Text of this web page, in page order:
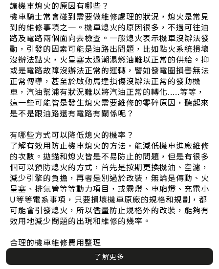
讓機車熄火的原因有哪些？
機車騎士常會碰到需要做維修處理的狀況，熄火是常見
到的維修事項之一。機車熄火的原因很多，不過可往油
路及電路兩個面向去檢查。一般熄火表示機車沒辦法發
動，引發的因素可能是油路出問題，比如點火系統損壞
沒辦法點火，火星塞太過潮濕燃油難以正常的供給。抑
或是電路故障沒辦法正常的運轉，譬如發電圈損害無法
正常傳導，甚至於啟動馬達損傷沒辦法正常的發動機
車，汽油幫浦有狀況難以將汽油正常的轉化.....等等，
這一些可能皆是發生熄火需要維修的零碎原因，聽起來
是不是跟油路還有電路有關係呢？
有哪些方式可以降低熄火的機率？
了解有效用防止機車熄火的方法，能減低機車進廠維修
的次數。拋錨和熄火皆是不易防止的問題，但是有很多
個可以預防熄火的方式，首先是按期更換機油、空濾，
減少引擎的負擔，再者是別過於改裝，無論是傳動、火
星塞、排氣管等等動力項目，或霧燈、車廂燈、充電小
U等等電系事項，只要損壞機車原廠的規格和規劃，都
可能會引發熄火，所以儘量防止規格外的改裝，能夠有
效用地減少問題的出現和維修的幾率。
合理的機車維修費用整理
了解更多